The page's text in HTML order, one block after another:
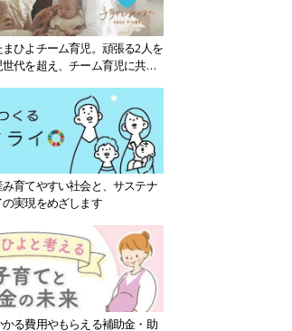
ひよチーム育児。頑張る2人を
代を超え、チーム育児に共感
育てやすい社会と、サステナ
実現をめざします
る費用やもらえる補助金・助